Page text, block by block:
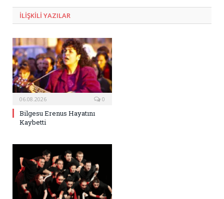
ILIŞKILI YAZILAR
06.08.2026 0
Bilgesu Erenus Hayatını
Kaybetti